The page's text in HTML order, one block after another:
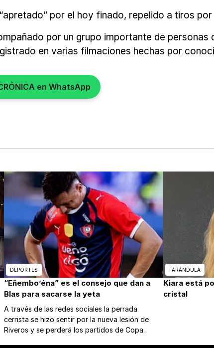
por el hoy finado, repelido a tiros
por un grupo importante de personas
en varias filmaciones hechas por
en WhatsApp
DEPORTES
“Eñembo’éna” es el consejo que dan a
Blas para sacarse la yeta
A través de las redes sociales la perrada
cerrista se hizo sentir por la nueva lesión de
Riveros y se perderá los partidos de Copa.
FARÁNDULA
Kiara está
cristal